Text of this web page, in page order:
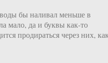
бы наливал меньше в
мало, да и буквы как-то
продираться через них,